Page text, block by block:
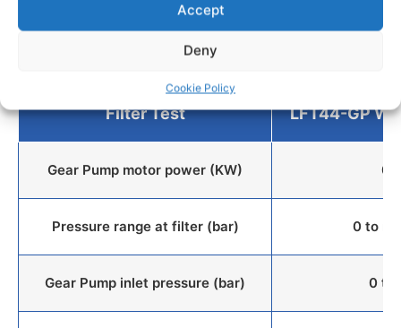
Accept
Deny
Cookie Policy
Filter Test LFT44-GP
Gear Pump motor power (KW)
Pressure range at filter (bar) 0 to
Gear Pump inlet pressure (bar) 0 to